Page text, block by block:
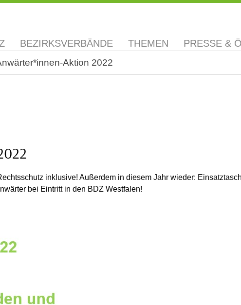
BEZIRKSVERBÄNDE THEMEN PRESSE &
Aktion 2022
inklusive! Außerdem in diesem Jahr wieder:
bei Eintritt in den BDZ Westfalen!